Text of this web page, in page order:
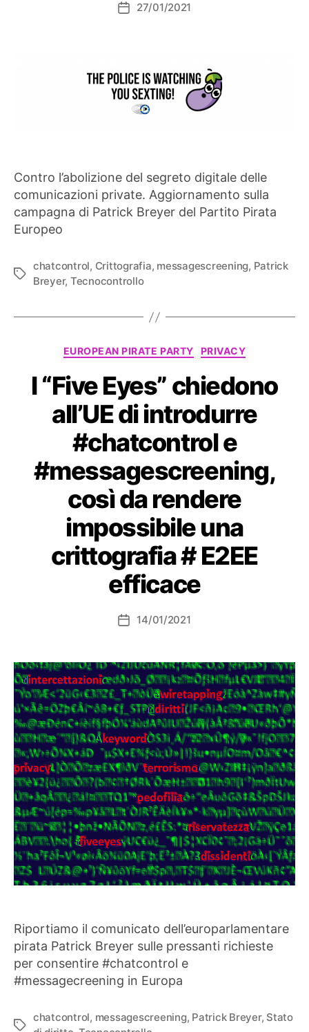
Data27/01/2021
Contro l’abolizione del segreto digitale delle
comunicazioni private. Aggiornamento sulla
campagna di Patrick Breyer del Partito Pirata
Europeo
Tag
chatcontrol, Crittografia, messagescreening, Patrick
Breyer, Tecnocontrollo
Categorie
EUROPEAN PIRATE PARTY PRIVACY
I “Five Eyes” chiedono
all’UE di introdurre
#chatcontrol e
#messagescreening,
così da rendere
impossibile una
crittografia # E2EE
efficace
Data14/01/2021
Riportiamo il comunicato dell’europarlamentare
pirata Patrick Breyer sulle pressanti richieste
per consentire #chatcontrol e
#messagecreening in Europa
Tag
chatcontrol, messagescreening, Patrick Breyer, Stato